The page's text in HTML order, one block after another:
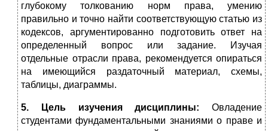
глубокому толкованию норм права, умению
правильно и точно найти соответствующую статью из
кодексов, аргументированно подготовить ответ на
определенный вопрос или задание. Изучая
отдельные отрасли права, рекомендуется опираться
на имеющийся раздаточный материал, схемы,
таблицы, диаграммы.
5. Цель изучения дисциплины: Овладение
студентами фундаментальными знаниями о праве и